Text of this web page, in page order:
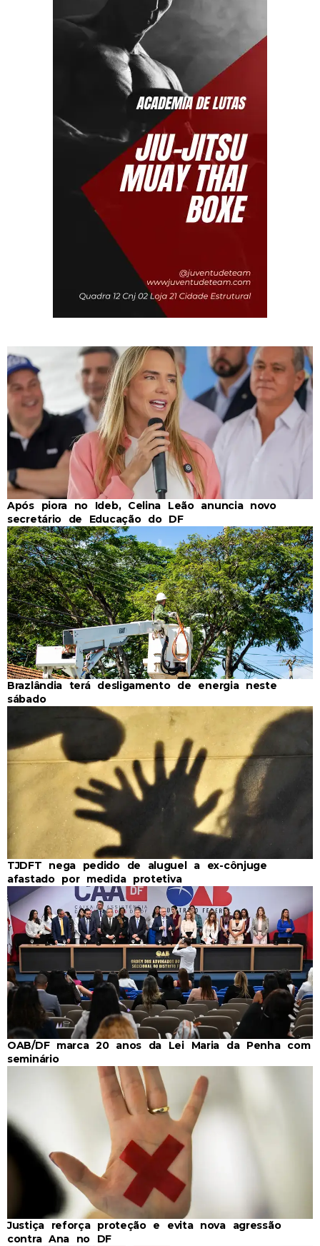
Após piora no Ideb, Celina Leão anuncia novo
secretário de Educação do DF
Brazlândia terá desligamento de energia neste
sábado
TJDFT nega pedido de aluguel a ex-cônjuge
afastado por medida protetiva
OAB/DF marca 20 anos da Lei Maria da Penha com
seminário
Justiça reforça proteção e evita nova agressão
contra Ana no DF